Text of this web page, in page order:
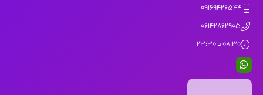
09169426544
06142862905
08:30 تا 23:30